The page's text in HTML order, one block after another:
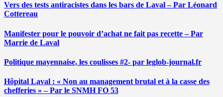
Vers des tests antiracistes dans les bars de Laval – Par Léonard
Cottereau
Manifester pour le pouvoir d’achat ne fait pas recette – Par
Marrie de Laval
Politique mayennaise, les coulisses #2- par leglob-journal.fr
Hôpital Laval : « Non au management brutal et à la casse des
chefferies » – Par le SNMH FO 53